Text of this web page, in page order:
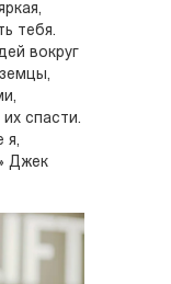
тебя.
вокруг
спасти.
я,
Джек